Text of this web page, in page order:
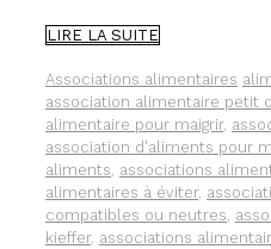
LIRE LA SUITELES
OU
POUR
OPTIMISER
VOTRE
SANTÉ
Catégories
Associations alimentaires
association alimentaire petit
alimentaire pour maigrir,
association d'aliments pour
aliments, associations
alimentaires à éviter,
compatibles ou neutres,
kieffer, associations